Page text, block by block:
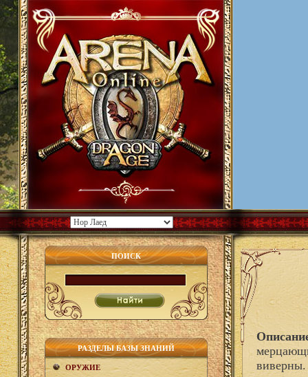
ПОИСК
РАЗДЕЛЫ БАЗЫ ЗНАНИЙ
ОРУЖИЕ
виверны.